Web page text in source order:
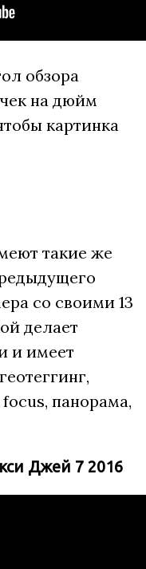
обзора
на дюйм
картинка
такие же
со своими 13
делает
и имеет
панорама,
Джей 7 2016